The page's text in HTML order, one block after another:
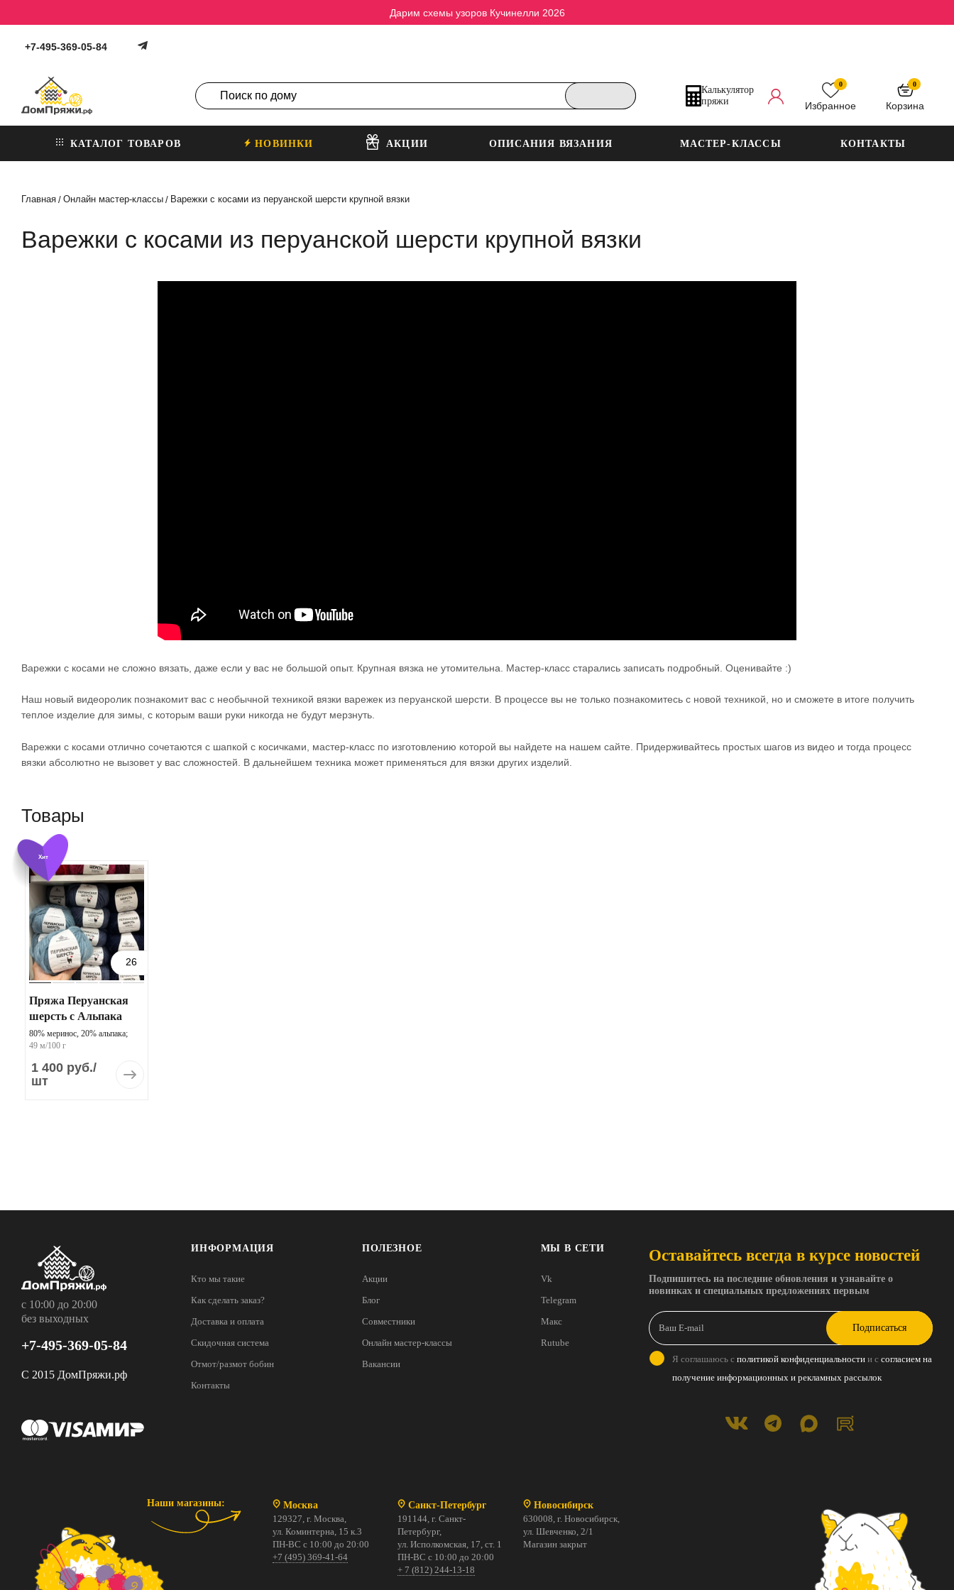
Дарим схемы узоров Кучинелли 2026
+7-495-369-05-84
Калькулятор
пряжи
Избранное
0
Корзина
0
КАТАЛОГ ТОВАРОВ НОВИНКИ АКЦИИ ОПИСАНИЯ ВЯЗАНИЯ МАСТЕР-КЛАССЫ КОНТАКТЫ
Главная / Онлайн мастер-классы / Варежки с косами из перуанской шерсти крупной вязки
Варежки с косами из перуанской шерсти крупной вязки
Варежки с косами не сложно вязать, даже если у вас не большой опыт. Крупная вязка не утомительна. Мастер-класс старались записать подробный. Оценивайте :)
Наш новый видеоролик познакомит вас с необычной техникой вязки варежек из перуанской шерсти. В процессе вы не только познакомитесь с новой техникой, но и сможете в итоге получить
теплое изделие для зимы, с которым ваши руки никогда не будут мерзнуть.
Варежки с косами отлично сочетаются с шапкой с косичками, мастер-класс по изготовлению которой вы найдете на нашем сайте. Придерживайтесь простых шагов из видео и тогда процесс
вязки абсолютно не вызовет у вас сложностей. В дальнейшем техника может применяться для вязки других изделий.
Товары
Хит
26
Пряжа Перуанская
шерсть с Альпака
80% меринос, 20% альпака;
49 м/100 г
1 400 руб./
шт
с 10:00 до 20:00
без выходных
+7-495-369-05-84
С 2015 ДомПряжи.рф
ИНФОРМАЦИЯ
Кто мы такие
Как сделать заказ?
Доставка и оплата
Скидочная система
Отмот/размот бобин
Контакты
ПОЛЕЗНОЕ
Акции
Блог
Совместники
Онлайн мастер-классы
Вакансии
МЫ В СЕТИ
Vk
Telegram
Макс
Rutube
Наши магазины:
Москва
129327, г. Москва,
ул. Коминтерна, 15 к.3
ПН-ВС с 10:00 до 20:00
+7 (495) 369-41-64
Санкт-Петербург
191144, г. Санкт-
Петербург,
ул. Исполкомская, 17, ст. 1
ПН-ВС с 10:00 до 20:00
+ 7 (812) 244-13-18
Новосибирск
630008, г. Новосибирск,
ул. Шевченко, 2/1
Магазин закрыт
Оставайтесь всегда в курсе новостей
Подпишитесь на последние обновления и узнавайте о
новинках и специальных предложениях первым
Подписаться
Я соглашаюсь с политикой конфиденциальности и с согласием на
получение информационных и рекламных рассылок